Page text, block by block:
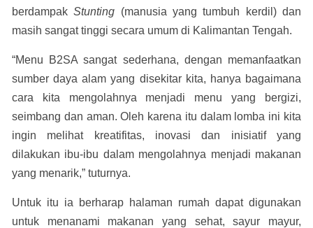
berdampakStunting (manusia yang tumbuh kerdil) dan
masih sangat tinggi secara umum di Kalimantan Tengah.
“Menu B2SA sangat sederhana, dengan memanfaatkan
sumber daya alam yang disekitar kita, hanya bagaimana
cara kita mengolahnya menjadi menu yang bergizi,
seimbang dan aman. Oleh karena itu dalam lomba ini kita
ingin melihat kreatifitas, inovasi dan inisiatif yang
dilakukan ibu-ibu dalam mengolahnya menjadi makanan
yang menarik,” tuturnya.
Untuk itu ia berharap halaman rumah dapat digunakan
untuk menanami makanan yang sehat, sayur mayur,